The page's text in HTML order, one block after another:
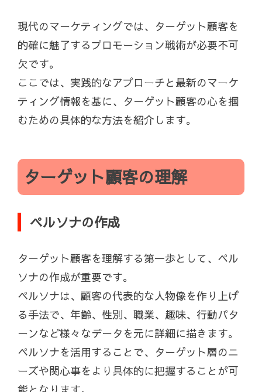
現代のマーケティングでは、ターゲット顧客を
的確に魅了するプロモーション戦術が必要不可
欠です。
ここでは、実践的なアプローチと最新のマーケ
ティング情報を基に、ターゲット顧客の心を掴
むための具体的な方法を紹介します。
ターゲット顧客の理解
ペルソナの作成
ターゲット顧客を理解する第一歩として、ペル
ソナの作成が重要です。
ペルソナは、顧客の代表的な人物像を作り上げ
る手法で、年齢、性別、職業、趣味、行動パタ
ーンなど様々なデータを元に詳細に描きます。
ペルソナを活用することで、ターゲット層のニ
ーズや関心事をより具体的に把握することが可